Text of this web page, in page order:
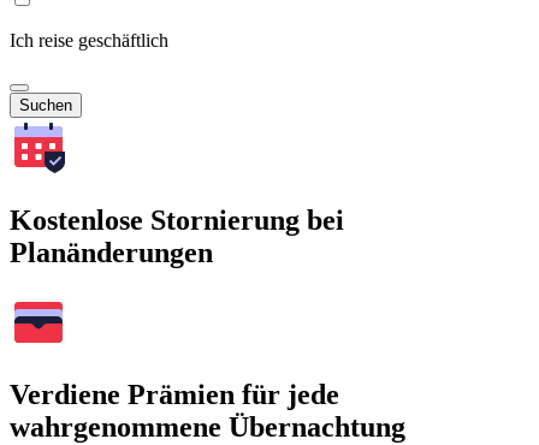
Ich reise geschäftlich
Suchen
Kostenlose Stornierung bei
Planänderungen
Verdiene Prämien für jede
wahrgenommene Übernachtung